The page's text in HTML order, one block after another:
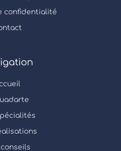
confidentialité